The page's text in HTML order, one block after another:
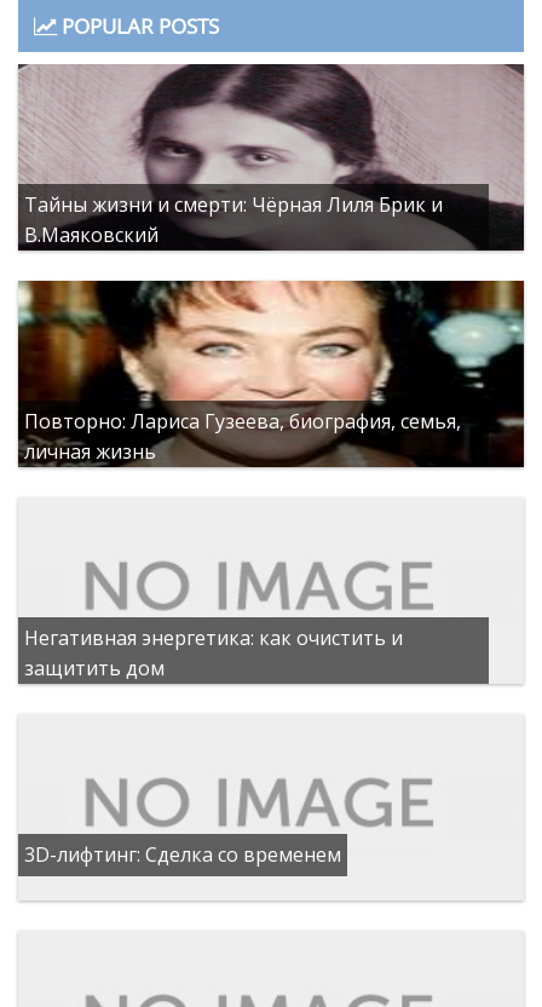
POPULAR POSTS
Тайны жизни и смерти: Чёрная Лиля Брик и
В.Маяковский
Повторно: Лариса Гузеева, биография, семья,
личная жизнь
Негативная энергетика: как очистить и
защитить дом
3D-лифтинг: Сделка со временем